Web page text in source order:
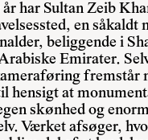
har Sultan Zeib
en såkaldt
beliggende i
Emirater.
fremstår
hensigt at
skønhed og
Værket afsøger,